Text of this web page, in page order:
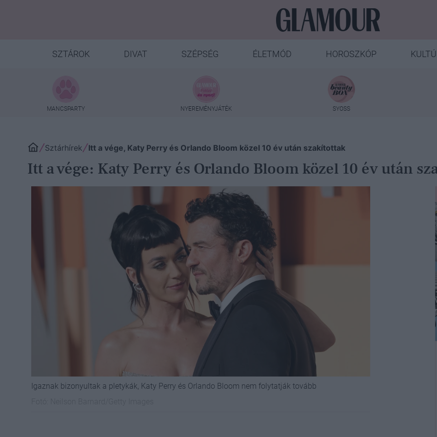
SZTÁROK DIVAT SZÉPSÉG ÉLETMÓD HOROSZKÓP
MANCSPARTY NYEREMÉNYJÁTÉK SYOSS
Sztárhírek Itt a vége, Katy Perry és Orlando Bloom közel 10 év után szakítottak
Itt a vége: Katy Perry és Orlando Bloom közel 10 év után
Igaznak bizonyultak a pletykák, Katy Perry és Orlando Bloom nem folytatják tovább